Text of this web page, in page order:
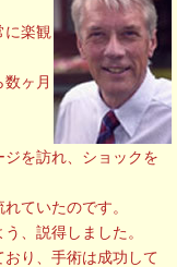
に楽観
ヶ月
を訪れ、ショックを
ていたのです。
、説得しました。
り、手術は成功して